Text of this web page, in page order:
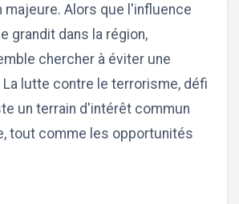
Alors que l'influence
grandit dans la région,
chercher à éviter une
lutte contre le terrorisme, défi
un terrain d'intérêt commun
tout comme les opportunités